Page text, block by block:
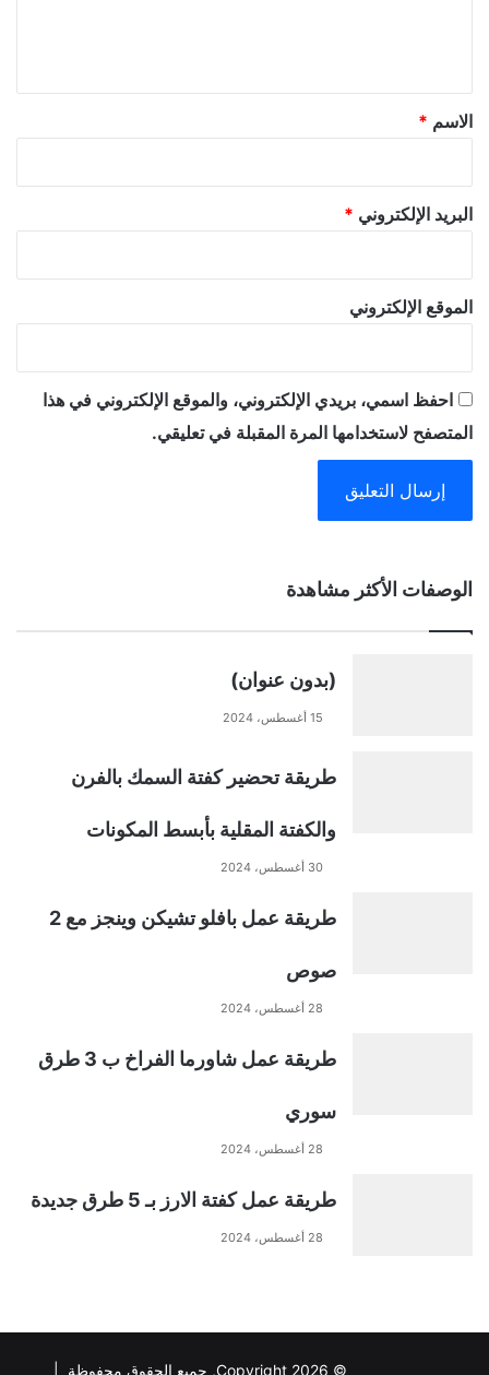
*
الاسم *
البريد الإلكتروني *
الموقع الإلكتروني
احفظ اسمي، بريدي الإلكتروني، والموقع الإلكتروني في هذا
المتصفح لاستخدامها المرة المقبلة في تعليقي.
lالوصفات الأكثر مشاهدة
(بدون عنوان)
15 أغسطس، 2024
طريقة تحضير كفتة السمك بالفرن
والكفتة المقلية بأبسط المكونات
30 أغسطس، 2024
طريقة عمل بافلو تشيكن وينجز مع 2
صوص
28 أغسطس، 2024
طريقة عمل شاورما الفراخ ب 3 طرق
سوري
28 أغسطس، 2024
طريقة عمل كفتة الارز بـ 5 طرق جديدة
28 أغسطس، 2024
© Copyright 2026, جميع الحقوق محفوظة |